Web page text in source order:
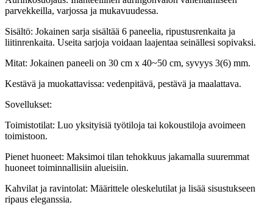
parvekkeilla, varjossa ja mukavuudessa.
Sisältö: Jokainen sarja sisältää 6 paneelia, ripustusrenkaita ja
liitinrenkaita. Useita sarjoja voidaan laajentaa seinällesi sopivaksi.
Mitat: Jokainen paneeli on 30 cm x 40~50 cm, syvyys 3(6) mm.
Kestävä ja muokattavissa: vedenpitävä, pestävä ja maalattava.
Sovellukset:
Toimistotilat: Luo yksityisiä työtiloja tai kokoustiloja avoimeen
toimistoon.
Pienet huoneet: Maksimoi tilan tehokkuus jakamalla suuremmat
huoneet toiminnallisiin alueisiin.
Kahvilat ja ravintolat: Määrittele oleskelutilat ja lisää sisustukseen
ripaus eleganssia.